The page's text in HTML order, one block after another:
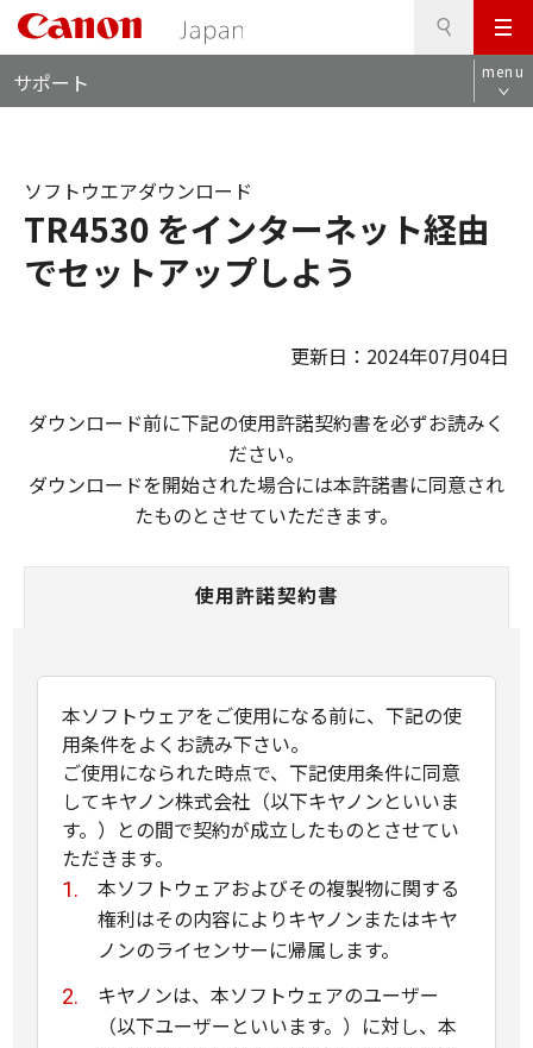
メ
ニ
ュ
サポート menu
TR4530 をインターネット経由
でセットアップしよう
ソフトウエアダウンロード
更新日：2024年07月04日
ダウンロード前に下記の使用許諾契約書を必ずお読みく
ださい。
ダウンロードを開始された場合には本許諾書に同意され
たものとさせていただきます。
使用許諾契約書
本ソフトウェアをご使用になる前に、下記の使
用条件をよくお読み下さい。
ご使用になられた時点で、下記使用条件に同意
してキヤノン株式会社（以下キヤノンといいま
す。）との間で契約が成立したものとさせてい
ただきます。
本ソフトウェアおよびその複製物に関する
権利はその内容によりキヤノンまたはキヤ
ノンのライセンサーに帰属します。
キヤノンは、本ソフトウェアのユーザー
（以下ユーザーといいます。）に対し、本